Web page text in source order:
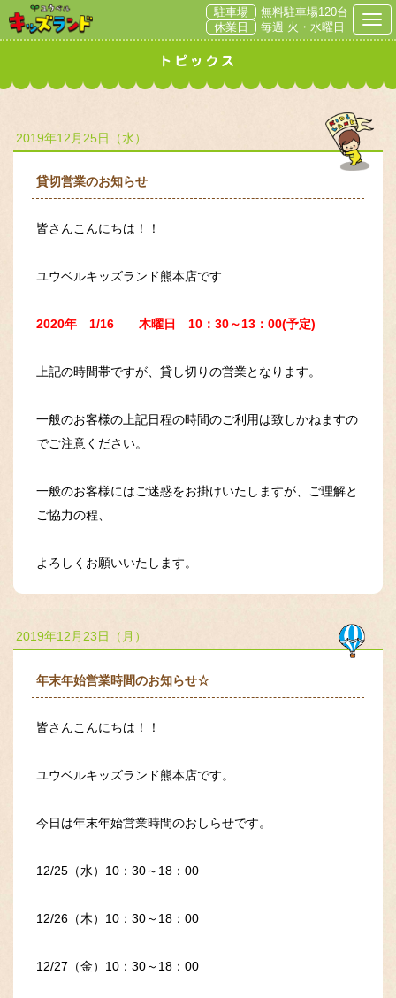
駐車場
無料駐車場120台
休業日
毎週 火・水曜日
2019年12月25日（水）
貸切営業のお知らせ
皆さんこんにちは！！
ユウベルキッズランド熊本店です
2020年 1/16 木曜日 10：30～13：00(予定)
上記の時間帯ですが、貸し切りの営業となります。
一般のお客様の上記日程の時間のご利用は致しかねますの
でご注意ください。
一般のお客様にはご迷惑をお掛けいたしますが、ご理解と
ご協力の程、
よろしくお願いいたします。
2019年12月23日（月）
年末年始営業時間のお知らせ☆
皆さんこんにちは！！
ユウベルキッズランド熊本店です。
今日は年末年始営業時間のおしらせです。
12/25（水）10：30～18：00
12/26（木）10：30～18：00
12/27（金）10：30～18：00